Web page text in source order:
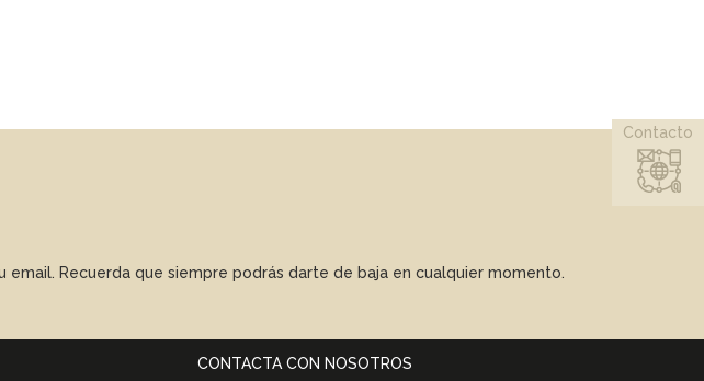
Recuerda que siempre podrás darte de baja en cualquier momento.
CONTACTA CON NOSOTROS
Contacto